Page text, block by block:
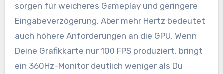
sorgen für weicheres Gameplay und geringere
Eingabeverzögerung. Aber mehr Hertz bedeutet
auch höhere Anforderungen an die GPU. Wenn
Deine Grafikkarte nur 100 FPS produziert, bringt
ein 360Hz-Monitor deutlich weniger als Du